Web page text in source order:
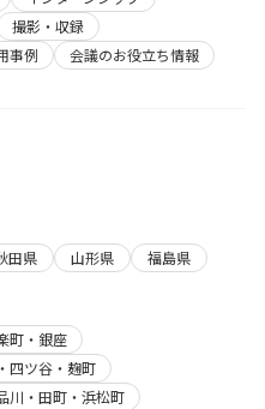
撮影・収録
事例 会議のお役立ち情報
田県 山形県
福島県
町・銀座
四ツ谷・麹町
川・田町・浜松町